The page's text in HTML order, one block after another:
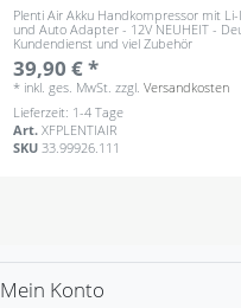
Plenti Air Akku Handkompressor mit
und Auto Adapter - 12V NEUHEIT -
Kundendienst und viel Zubehör
39,90 € *
* inkl. ges. MwSt. zzgl.Versandkosten
Lieferzeit: 1-4 Tage
Art.XFPLENTIAIR
SKU33.99926.111
Mein Konto